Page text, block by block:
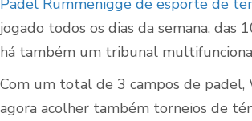
jogado todos os dias da semana, das
há também um tribunal
Com um total de 3 campos de padel,
agora acolher também torneios de